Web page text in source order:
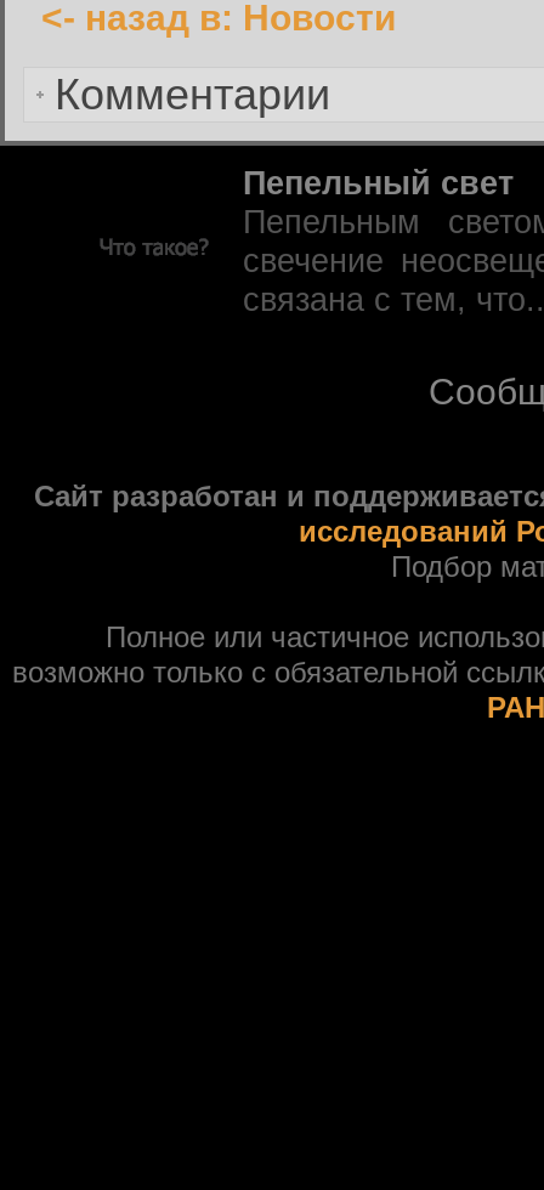
<- назад в: Новости
Комментарии
Забыли пароль?
Пепельный свет
Пепельным
свечение
связана с тем,
Сайт разработан и
исследований
Подбор
Полное или частичное
возможно только с обязательной